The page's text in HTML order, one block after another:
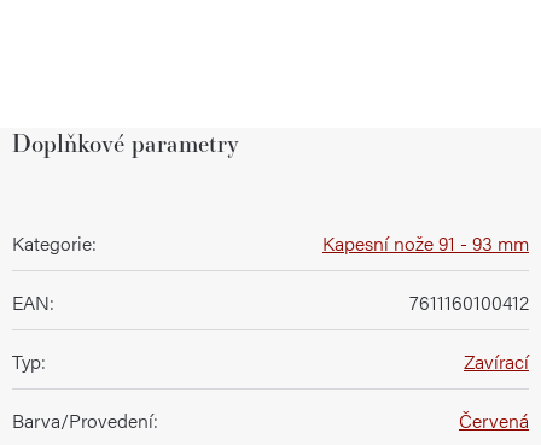
Doplňkové parametry
Kategorie: Kapesní nože 91 - 93 mm
EAN: 7611160100412
Typ: Zavírací
Barva/Provedení: Červená